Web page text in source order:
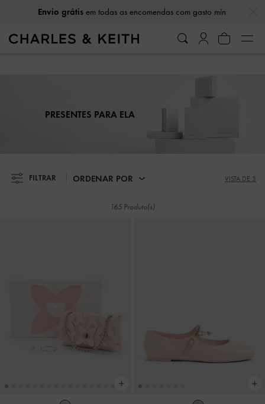
Envio grátisem todas as encomendas com gasto mín
Envio grátisem todas as encomendas com gasto mín
PRESENTES PARA ELA
FILTRAR ORDENAR POR VISTA DE 3
165 Produto(s)